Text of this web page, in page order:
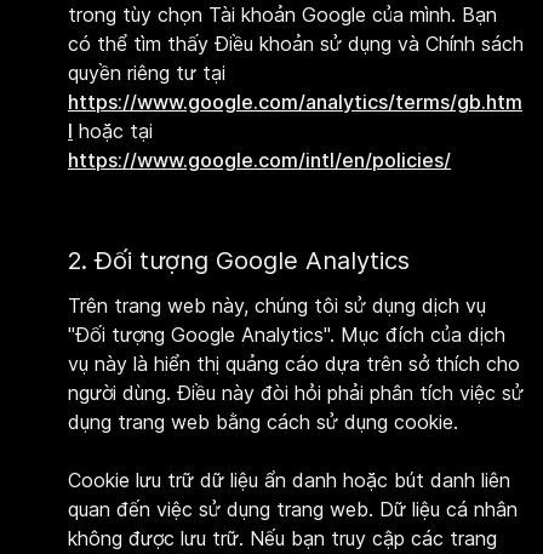
trong tùy chọn Tài khoản Google của mình. Bạn
có thể tìm thấy Điều khoản sử dụng và Chính sách
quyền riêng tư tại
https://www.google.com/analytics/terms/gb.htm
l hoặc tại
https://www.google.com/intl/en/policies/
2. Đối tượng Google Analytics
Trên trang web này, chúng tôi sử dụng dịch vụ
"Đối tượng Google Analytics". Mục đích của dịch
vụ này là hiển thị quảng cáo dựa trên sở thích cho
người dùng. Điều này đòi hỏi phải phân tích việc sử
dụng trang web bằng cách sử dụng cookie.
Cookie lưu trữ dữ liệu ẩn danh hoặc bút danh liên
quan đến việc sử dụng trang web. Dữ liệu cá nhân
không được lưu trữ. Nếu bạn truy cập các trang